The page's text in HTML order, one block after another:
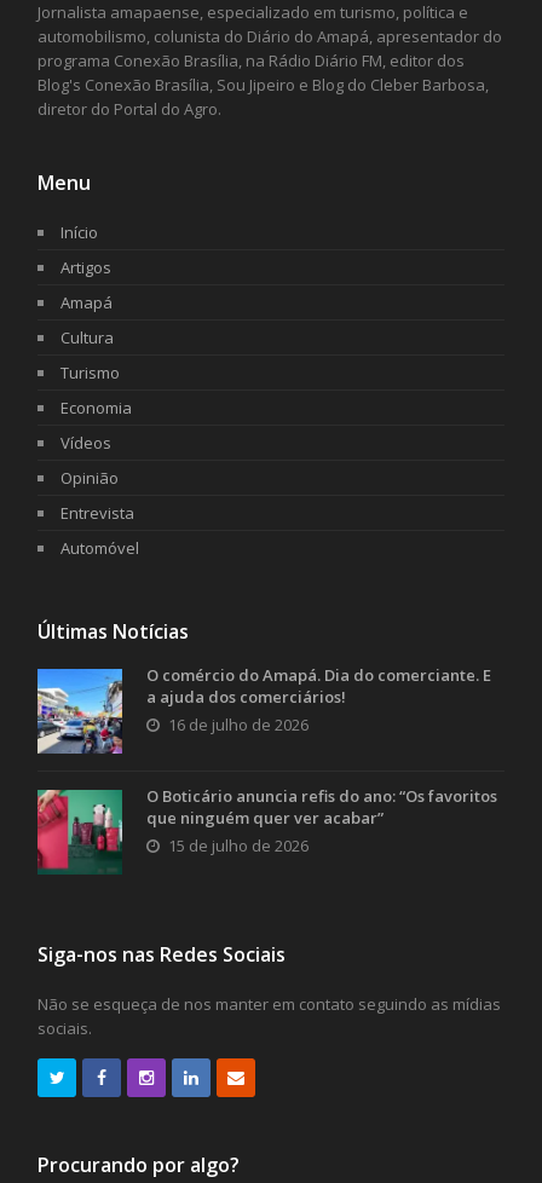
Jornalista amapaense, especializado em turismo, política e
automobilismo, colunista do Diário do Amapá, apresentador do
programa Conexão Brasília, na Rádio Diário FM, editor dos
Blog's Conexão Brasília, Sou Jipeiro e Blog do Cleber Barbosa,
diretor do Portal do Agro.
Menu
Início
Artigos
Amapá
Cultura
Turismo
Economia
Vídeos
Opinião
Entrevista
Automóvel
Últimas Notícias
O comércio do Amapá. Dia do comerciante. E
a ajuda dos comerciários!
16 de julho de 2026
O Boticário anuncia refis do ano: “Os favoritos
que ninguém quer ver acabar”
15 de julho de 2026
Siga-nos nas Redes Sociais
Não se esqueça de nos manter em contato seguindo as mídias
sociais.
Procurando por algo?